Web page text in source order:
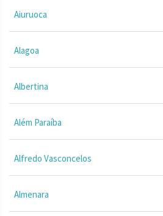
Aiuruoca
Alagoa
Albertina
Além Paraíba
Alfredo Vasconcelos
Almenara